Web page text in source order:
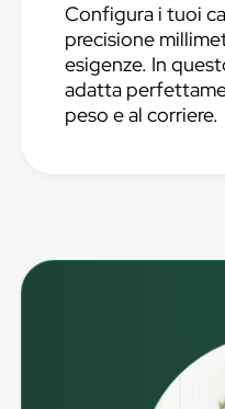
Configura i tuoi
precisione
esigenze. In
adatta
peso e al corriere.